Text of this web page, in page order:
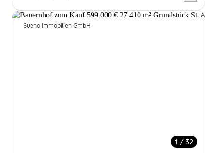
Sueno Immobilien GmbH
1 / 32